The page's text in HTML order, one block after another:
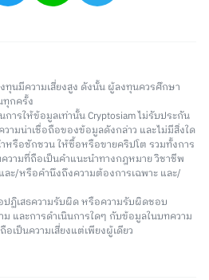
ทุนมีความเสี่ยงสูง ดังนั้น ผู้ลงทุนควรศึกษา
ทุกครั้ง
ารให้ข้อมูลเท่านั้น Cryptosiam ไม่รับประกัน
มน่าเชื่อถือของข้อมูลดังกล่าว และไม่มีสิ่งใด
หรือชักชวน ให้ซื้อหรือขายคริปโต รวมทั้งการ
วามที่ถือเป็นคำแนะนำทางกฎหมาย วิชาชีพ
ะ/หรือคำนึงถึงความต้องการเฉพาะ และ/
ปฏิเสธความรับผิด หรือความรับผิดชอบ
และการดำเนินการใดๆ กับข้อมูลในบทความ
เป็นความเสี่ยงแต่เพียงผู้เดียว